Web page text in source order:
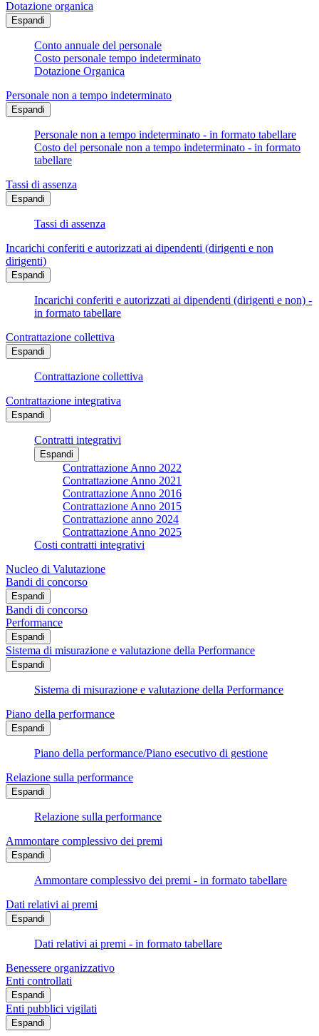
Dotazione organica
Espandi
Conto annuale del personale
Costo personale tempo indeterminato
Dotazione Organica
Personale non a tempo indeterminato
Espandi
Personale non a tempo indeterminato - in formato tabellare
Costo del personale non a tempo indeterminato - in formato
tabellare
Tassi di assenza
Espandi
Tassi di assenza
Incarichi conferiti e autorizzati ai dipendenti (dirigenti e non
dirigenti)
Espandi
Incarichi conferiti e autorizzati ai dipendenti (dirigenti e non) -
in formato tabellare
Contrattazione collettiva
Espandi
Contrattazione collettiva
Contrattazione integrativa
Espandi
Contratti integrativi
Espandi
Contrattazione Anno 2022
Contrattazione Anno 2021
Contrattazione Anno 2016
Contrattazione Anno 2015
Contrattazione anno 2024
Contrattazione Anno 2025
Costi contratti integrativi
Nucleo di Valutazione
Bandi di concorso
Espandi
Bandi di concorso
Performance
Espandi
Sistema di misurazione e valutazione della Performance
Espandi
Sistema di misurazione e valutazione della Performance
Piano della performance
Espandi
Piano della performance/Piano esecutivo di gestione
Relazione sulla performance
Espandi
Relazione sulla performance
Ammontare complessivo dei premi
Espandi
Ammontare complessivo dei premi - in formato tabellare
Dati relativi ai premi
Espandi
Dati relativi ai premi - in formato tabellare
Benessere organizzativo
Enti controllati
Espandi
Enti pubblici vigilati
Espandi